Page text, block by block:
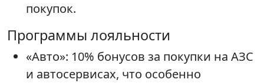
покупок.
Программы лояльности
«Авто»: 10% бонусов за покупки на АЗС
и автосервисах, что особенно